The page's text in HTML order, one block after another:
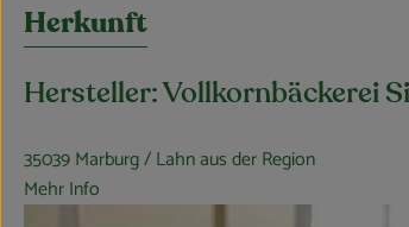
Herkunft
Hersteller: Vollkornbäckerei
35039 Marburg / Lahn aus der Region
Mehr Info